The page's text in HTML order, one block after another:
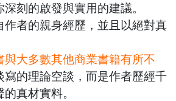
刻的啟發與實用的建議。
者的親身經歷，並且以絕對真
與大多數其他商業書籍有所不
的理論空談， 而是作者歷經千
真材實料。